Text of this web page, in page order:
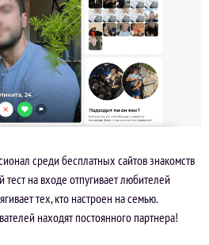
среди бесплатных сайтов знакомств
тест на входе отпугивает любителей
тех, кто настроен на семью.
находят постоянного партнера!